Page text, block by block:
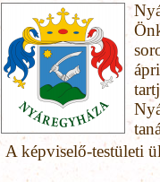
A képviselő-testületi